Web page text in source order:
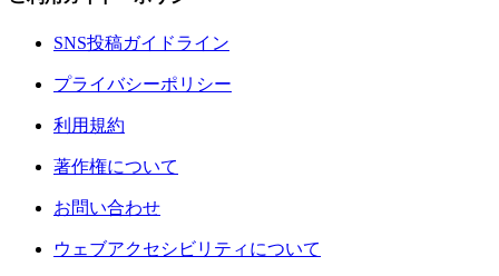
SNS投稿ガイドライン
プライバシーポリシー
利用規約
著作権について
お問い合わせ
ウェブアクセシビリティについて